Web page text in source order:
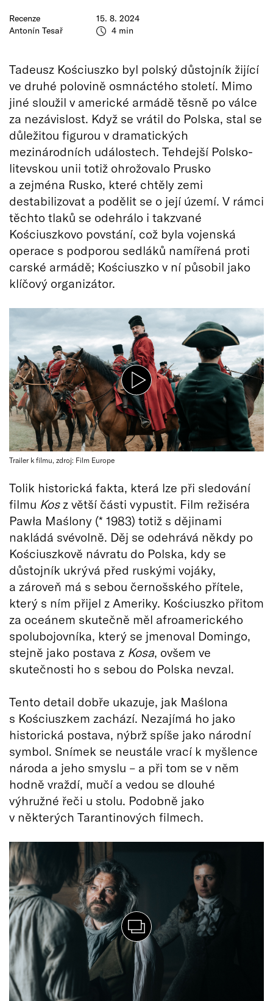
Recenze
Antonín Tesař
15. 8. 2024
4 min
Tadeusz Kościuszko byl polský důstojník žijící
ve druhé polovině osmnáctého století. Mimo
jiné sloužil v americké armádě těsně po válce
za nezávislost. Když se vrátil do Polska, stal se
důležitou figurou v dramatických
mezinárodních událostech. Tehdejší Polsko-
litevskou unii totiž ohrožovalo Prusko
a zejména Rusko, které chtěly zemi
destabilizovat a podělit se o její území. V rámci
těchto tlaků se odehrálo i takzvané
Kościuszkovo povstání, což byla vojenská
operace s podporou sedláků namířená proti
carské armádě; Kościuszko v ní působil jako
klíčový organizátor.
Trailer k filmu, zdroj: Film Europe
Tolik historická fakta, která lze při sledování
filmu Kosz větší části vypustit. Film režiséra
Pawła Maślony (* 1983) totiž s dějinami
nakládá svévolně. Děj se odehrává někdy po
Kościuszkově návratu do Polska, kdy se
důstojník ukrývá před ruskými vojáky,
a zároveň má s sebou černošského přítele,
který s ním přijel z Ameriky. Kościuszko přitom
za oceánem skutečně měl afroamerického
spolubojovníka, který se jmenoval Domingo,
stejně jako postava z Kosa, ovšem ve
skutečnosti ho s sebou do Polska nevzal.
Tento detail dobře ukazuje, jak Maślona
s Kościuszkem zachází. Nezajímá ho jako
historická postava, nýbrž spíše jako národní
symbol. Snímek se neustále vrací k myšlence
národa a jeho smyslu – a při tom se v něm
hodně vraždí, mučí a vedou se dlouhé
výhružné řeči u stolu. Podobně jako
v některých Tarantinových filmech.